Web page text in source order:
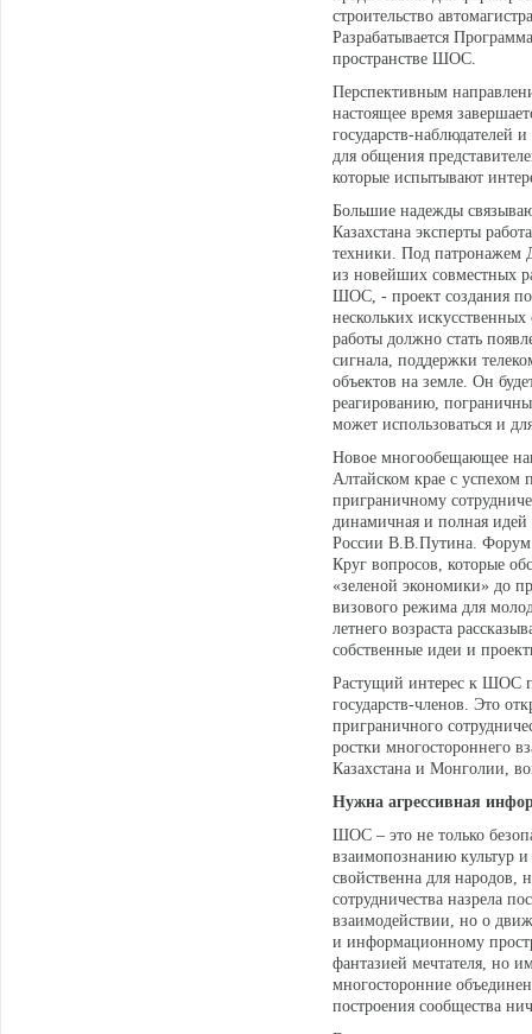
строительство
Разрабатывается
пространстве ШОС.
Перспективным
настоящее время
государств-
для общения
которые испытывают
Большие надежды
Казахстана эксперты
техники. Под патронажем
из новейших совместных
ШОС, - проект создания
нескольких
работы должно стать
сигнала, поддержки
объектов на земле. Он
реагированию,
может использоваться и
Новое многообещающее
Алтайском крае с
приграничному
динамичная и полная идей
России В.В.Путина. Форум
Круг вопросов, которые
«зеленой экономики» до
визового режима для
летнего возраста
собственные идеи и
Растущий интерес к ШОС
государств-членов. Это
приграничного
ростки многостороннего
Казахстана и Монголии,
Нужна агрессивная
ШОС – это не только
взаимопознанию культур
свойственна для народов,
сотрудничества назрела
взаимодействии, но о
и информационному
фантазией мечтателя, но
многосторонние
построения сообщества